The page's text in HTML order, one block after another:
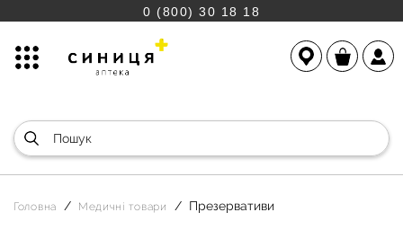
0 (800) 30 18 18
Головна Медичні товари Презервативи